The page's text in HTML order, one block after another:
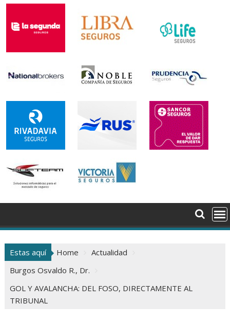
Estas aquí Home
Actualidad
Burgos Osvaldo R., Dr.
GOL Y AVALANCHA: DEL FOSO, DIRECTAMENTE AL
TRIBUNAL